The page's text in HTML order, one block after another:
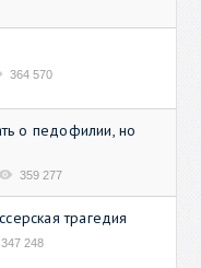
364 570
о педофилии, но
359 277
трагедия
347 248